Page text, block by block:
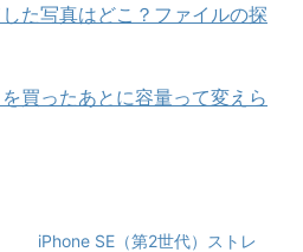
た写真はどこ？ファイルの探
買ったあとに容量って変えら
iPhone SE（第2世代）ストレ